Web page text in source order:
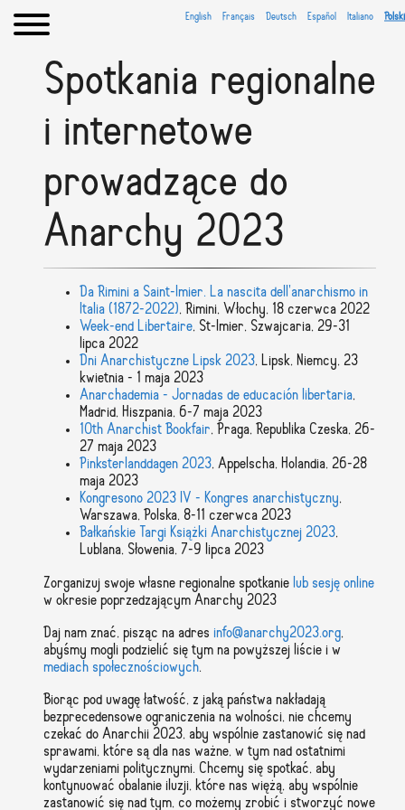
English Français Deutsch Español Italiano Polski
Spotkania regionalne
i internetowe
prowadzące do
Anarchy 2023
Da Rimini a Saint-Imier. La nascita dell'anarchismo in
Italia (1872-2022), Rimini, Włochy, 18 czerwca 2022
Week-end Libertaire, St-Imier, Szwajcaria, 29-31
lipca 2022
Dni Anarchistyczne Lipsk 2023, Lipsk, Niemcy, 23
kwietnia - 1 maja 2023
Anarchademia - Jornadas de educación libertaria,
Madrid, Hiszpania, 6-7 maja 2023
10th Anarchist Bookfair, Praga, Republika Czeska, 26-
27 maja 2023
Pinksterlanddagen 2023, Appelscha, Holandia, 26-28
maja 2023
Kongresono 2023 IV - Kongres anarchistyczny,
Warszawa, Polska, 8-11 czerwca 2023
Bałkańskie Targi Książki Anarchistycznej 2023,
Lublana, Słowenia, 7-9 lipca 2023
Zorganizuj swoje własne regionalne spotkanie lub sesję online
w okresie poprzedzającym Anarchy 2023
Daj nam znać, pisząc na adres info@anarchy2023.org,
abyśmy mogli podzielić się tym na powyższej liście i w
mediach społecznościowych.
Biorąc pod uwagę łatwość, z jaką państwa nakładają
bezprecedensowe ograniczenia na wolności, nie chcemy
czekać do Anarchii 2023, aby wspólnie zastanowić się nad
sprawami, które są dla nas ważne, w tym nad ostatnimi
wydarzeniami politycznymi. Chcemy się spotkać, aby
kontynuować obalanie iluzji, które nas więżą, aby wspólnie
zastanowić się nad tym, co możemy zrobić i stworzyć nowe